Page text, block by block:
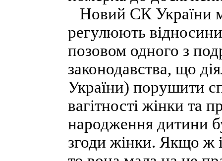
Новий СК України
регулюють
позовом одного з
законодавства, що
України) порушити
вагітності жінки та
народження дитини
згоди жінки. Якщо ж